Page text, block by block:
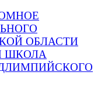
ОБЛАСТИ
ШКОЛА